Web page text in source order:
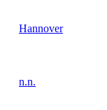
Hannover
n.n.